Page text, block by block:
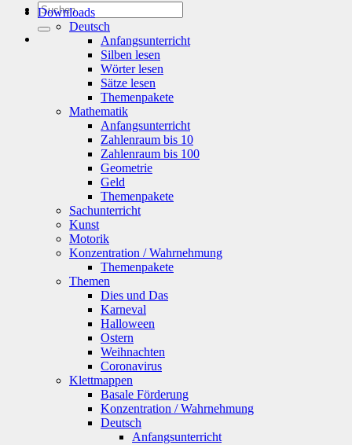
Suchen
nach:
Downloads
Deutsch
Anfangsunterricht
Silben lesen
Wörter lesen
Sätze lesen
Themenpakete
Mathematik
Anfangsunterricht
Zahlenraum bis 10
Zahlenraum bis 100
Geometrie
Geld
Themenpakete
Sachunterricht
Kunst
Motorik
Konzentration / Wahrnehmung
Themenpakete
Themen
Dies und Das
Karneval
Halloween
Ostern
Weihnachten
Coronavirus
Klettmappen
Basale Förderung
Konzentration / Wahrnehmung
Deutsch
Anfangsunterricht